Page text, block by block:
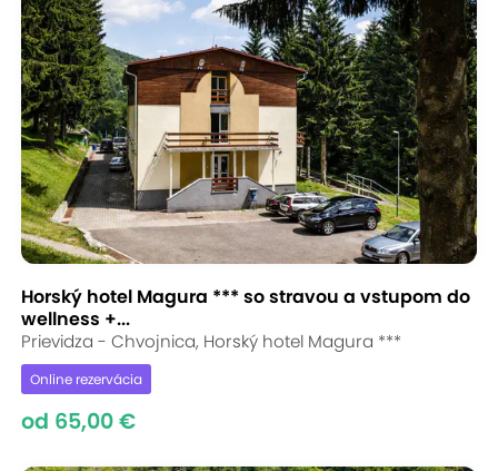
Horský hotel Magura *** so stravou a vstupom do
wellness +...
Prievidza - Chvojnica, Horský hotel Magura ***
Online rezervácia
od 65,00 €